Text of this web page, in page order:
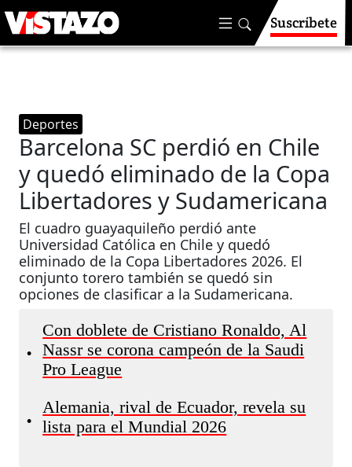
Suscríbete
Deportes
Barcelona SC perdió en Chile
y quedó eliminado de la Copa
Libertadores y Sudamericana
El cuadro guayaquileño perdió ante
Universidad Católica en Chile y quedó
eliminado de la Copa Libertadores 2026. El
conjunto torero también se quedó sin
opciones de clasificar a la Sudamericana.
•
Con doblete de Cristiano Ronaldo, Al
Nassr se corona campeón de la Saudi
Pro League
•
Alemania, rival de Ecuador, revela su
lista para el Mundial 2026